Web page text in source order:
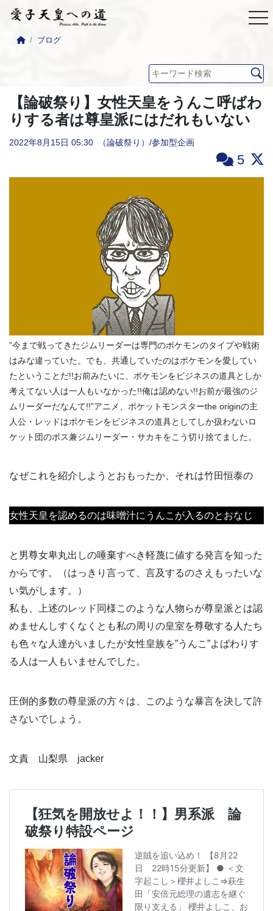
ブログ
【論破祭り】女性天皇をうんこ呼ばわ
りする者は尊皇派にはだれもいない
2022年8月15日 05:30 （論破祭り） /参加型企画
5
”今まで戦ってきたジムリーダーは専門のポケモンのタイプや戦術
はみな違っていた。でも、共通していたのはポケモンを愛してい
たということだ!!お前みたいに、ポケモンをビジネスの道具としか
考えてない人は一人もいなかった!!俺は認めない!!お前が最強のジ
ムリーダーだなんて!!”アニメ、ポケットモンスターthe originの主
人公・レッドはポケモンをビジネスの道具としてしか扱わないロ
ケット団のボス兼ジムリーダー・サカキをこう切り捨てました。
なぜこれを紹介しようとおもったか、それは竹田恒泰の
女性天皇を認めるのは味噌汁にうんこが入るのとおなじ
と男尊女卑丸出しの唾棄すべき軽蔑に値する発言を知った
からです。（はっきり言って、言及するのさえもったいな
い気がします。）
私も、上述のレッド同様このような人物らが尊皇派とは認
めませんしすくなくとも私の周りの皇室を尊敬する人たち
も色々な人達がいましたが女性皇族を”うんこ”よばわりす
る人は一人もいませんでした。
圧倒的多数の尊皇派の方々は、このような暴言を決して許
さないでしょう。
文責 山梨県 jacker